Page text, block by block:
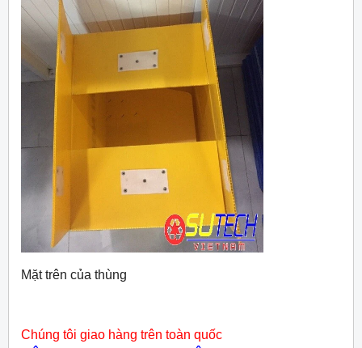
Mặt trên của thùng
Chúng tôi giao hàng trên toàn quốc